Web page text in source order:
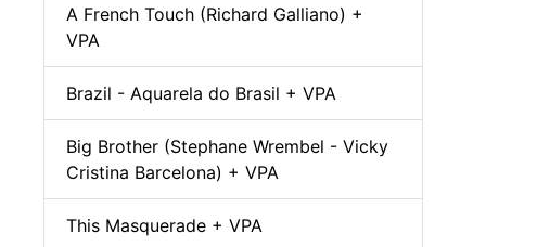
A French Touch (Richard Galliano) +
VPA
Brazil - Aquarela do Brasil + VPA
Big Brother (Stephane Wrembel - Vicky
Cristina Barcelona) + VPA
This Masquerade + VPA